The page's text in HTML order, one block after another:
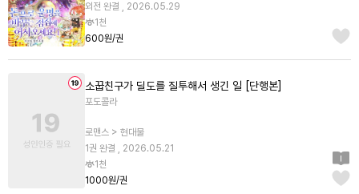
외전 완결 , 2026.05.29
1천
600원/권
소꿉친구가 딜도를 질투해서 생긴 일 [단행본]
포도콜라
로맨스 > 현대물
1권 완결 , 2026.05.21
1천
1000원/권